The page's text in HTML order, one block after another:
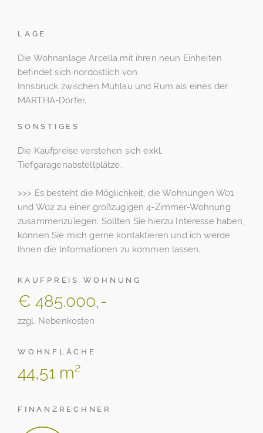
LAGE
Die Wohnanlage Arcella mit ihren neun Einheiten
befindet sich nordöstlich von
Innsbruck zwischen Mühlau und Rum als eines der
MARTHA-Dörfer.
SONSTIGES
Die Kaufpreise verstehen sich exkl.
Tiefgaragenabstellplätze.
>>> Es besteht die Möglichkeit, die Wohnungen W01
und W02 zu einer großzügigen 4-Zimmer-Wohnung
zusammenzulegen. Sollten Sie hierzu Interesse haben,
können Sie mich gerne kontaktieren und ich werde
Ihnen die Informationen zu kommen lassen.
KAUFPREIS WOHNUNG
€ 485.000,-
zzgl. Nebenkosten
WOHNFLÄCHE
44,51 m²
FINANZRECHNER